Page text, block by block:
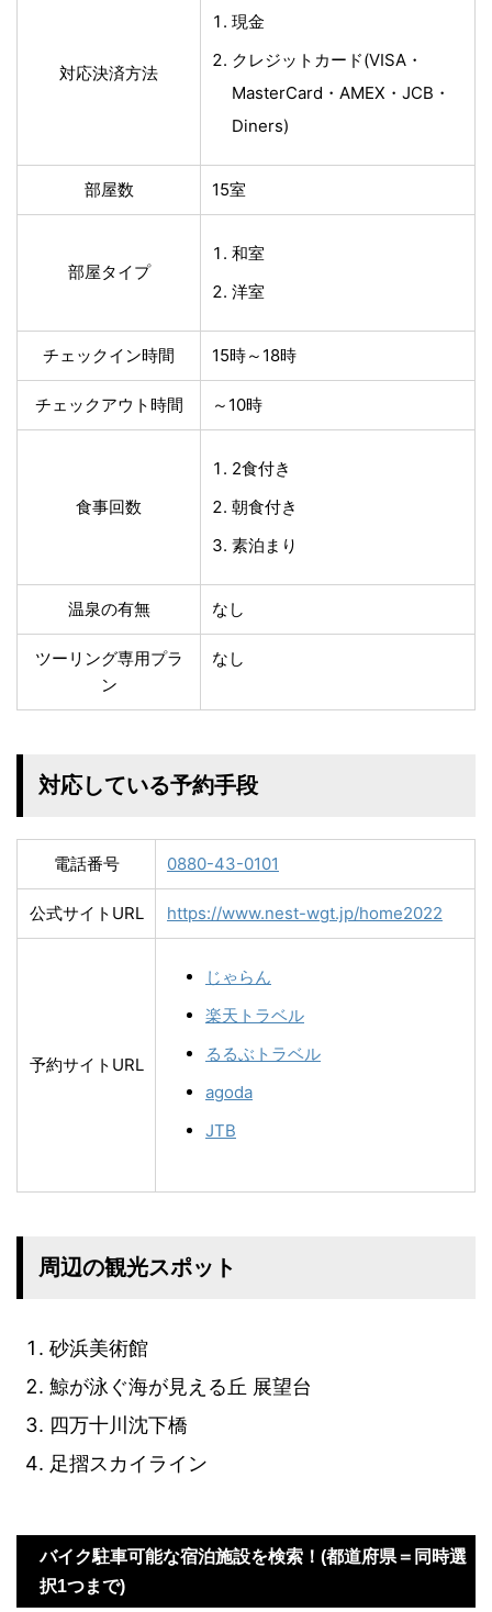
対応決済方法
現金
クレジットカード(VISA・
MasterCard・AMEX・JCB・
Diners)
部屋数 15室
部屋タイプ
和室
洋室
チェックイン時間 15時～18時
チェックアウト時間 ～10時
食事回数
2食付き
朝食付き
素泊まり
温泉の有無 なし
ツーリング専用プラ
ン
なし
対応している予約手段
電話番号 0880-43-0101
公式サイトURL https://www.nest-wgt.jp/home2022
予約サイトURL
じゃらん
楽天トラベル
るるぶトラベル
agoda
JTB
周辺の観光スポット
砂浜美術館
鯨が泳ぐ海が見える丘 展望台
四万十川沈下橋
足摺スカイライン
バイク駐車可能な宿泊施設を検索！(都道府県＝同時選
択1つまで)